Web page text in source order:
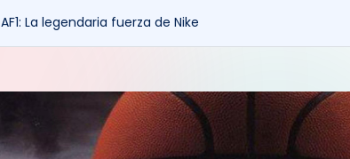
AF1: La legendaria fuerza de Nike